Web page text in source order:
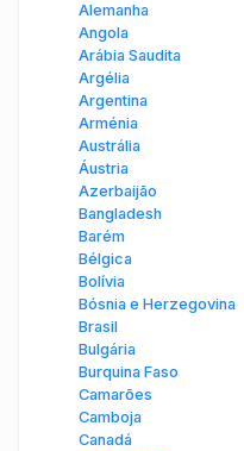
Alemanha
Angola
Arábia Saudita
Argélia
Argentina
Arménia
Austrália
Áustria
Azerbaijão
Bangladesh
Barém
Bélgica
Bolívia
Bósnia e Herzegovina
Brasil
Bulgária
Burquina Faso
Camarões
Camboja
Canadá